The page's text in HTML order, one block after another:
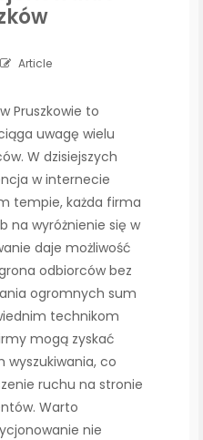
Article
Pruszkowie to
uwagę wielu
W dzisiejszych
w internecie
tempie, każda firma
na wyróżnienie się w
daje możliwość
odbiorców bez
ogromnych sum
technikom
mogą zyskać
wyszukiwania, co
ruchu na stronie
Warto
nie